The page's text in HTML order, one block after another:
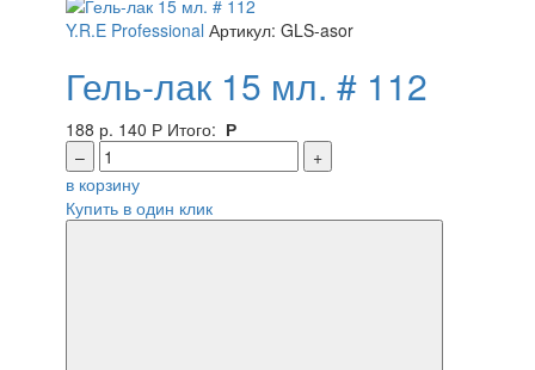
Y.R.E Professional Артикул: GLS-asor
Гель-лак 15 мл. # 112
188 р. 140 Р Итого: Р
–
+
в корзину
Купить в один клик